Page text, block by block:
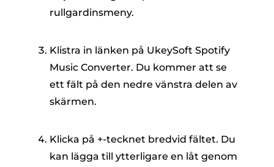
rullgardinsmeny.
Klistra in länken på UkeySoft Spotify
Music Converter. Du kommer att se
ett fält på den nedre vänstra delen av
skärmen.
Klicka på +-tecknet bredvid fältet. Du
kan lägga till ytterligare en låt genom